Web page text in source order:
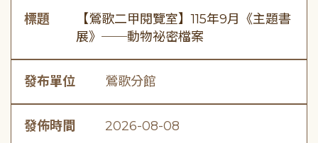
標題
【鶯歌二甲閱覽室】115年9月《主題書
展》──動物祕密檔案
發布單位 鶯歌分館
發佈時間 2026-08-08